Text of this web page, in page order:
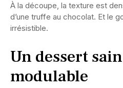
À la découpe, la texture est
d’une truffe au chocolat. Et le
irrésistible.
Un dessert
modulable